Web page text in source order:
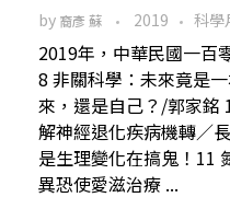
by 裔彥 蘇 2019 科學
2019年，中華民國一百
8 非關科學：未來竟是
來，還是自己？/郭家銘
解神經退化疾病機轉／
是生理變化在搞鬼！11
異恐使愛滋治療 ...